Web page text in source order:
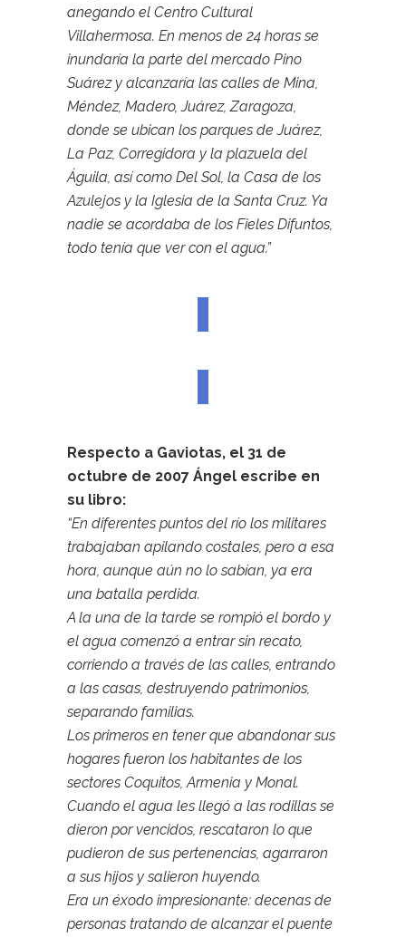
anegando el Centro Cultural
Villahermosa. En menos de 24 horas se
inundaría la parte del mercado Pino
Suárez y alcanzaría las calles de Mina,
Méndez, Madero, Juárez, Zaragoza,
donde se ubican los parques de Juárez,
La Paz, Corregidora y la plazuela del
Águila, así como Del Sol, la Casa de los
Azulejos y la Iglesia de la Santa Cruz. Ya
nadie se acordaba de los Fieles Difuntos,
todo tenía que ver con el agua.”
Respecto a Gaviotas, el 31 de
octubre de 2007 Ángel escribe en
su libro:
“En diferentes puntos del río los militares
trabajaban apilando costales, pero a esa
hora, aunque aún no lo sabían, ya era
una batalla perdida.
A la una de la tarde se rompió el bordo y
el agua comenzó a entrar sin recato,
corriendo a través de las calles, entrando
a las casas, destruyendo patrimonios,
separando familias.
Los primeros en tener que abandonar sus
hogares fueron los habitantes de los
sectores Coquitos, Armenia y Monal.
Cuando el agua les llegó a las rodillas se
dieron por vencidos, rescataron lo que
pudieron de sus pertenencias, agarraron
a sus hijos y salieron huyendo.
Era un éxodo impresionante: decenas de
personas tratando de alcanzar el puente